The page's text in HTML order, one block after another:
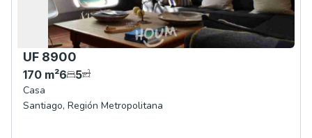
UF 8900
170 m²6 5
Casa
Santiago, Región Metropolitana